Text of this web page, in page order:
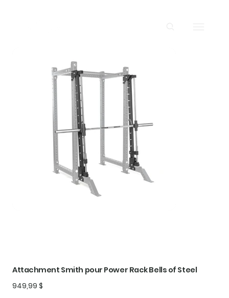
Attachment Smith pour Power Rack Bells of Steel
Prix
949,99 $